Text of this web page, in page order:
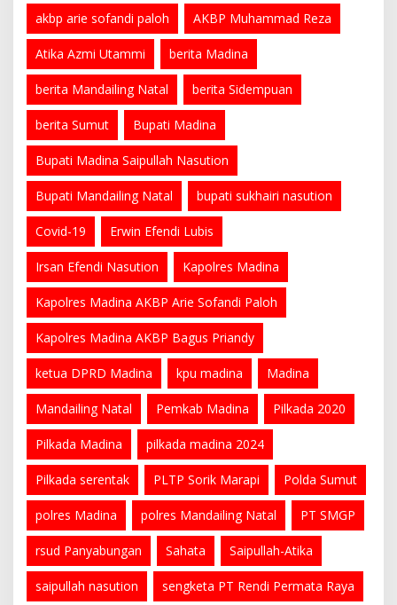
akbp arie sofandi paloh AKBP Muhammad Reza
Atika Azmi Utammi berita Madina
berita Mandailing Natal berita Sidempuan
berita Sumut Bupati Madina
Bupati Madina Saipullah Nasution
Bupati Mandailing Natal bupati sukhairi nasution
Covid-19 Erwin Efendi Lubis
Irsan Efendi Nasution Kapolres Madina
Kapolres Madina AKBP Arie Sofandi Paloh
Kapolres Madina AKBP Bagus Priandy
ketua DPRD Madina kpu madina Madina
Mandailing Natal Pemkab Madina Pilkada 2020
Pilkada Madina pilkada madina 2024
Pilkada serentak PLTP Sorik Marapi Polda Sumut
polres Madina polres Mandailing Natal PT SMGP
rsud Panyabungan Sahata Saipullah-Atika
saipullah nasution sengketa PT Rendi Permata Raya